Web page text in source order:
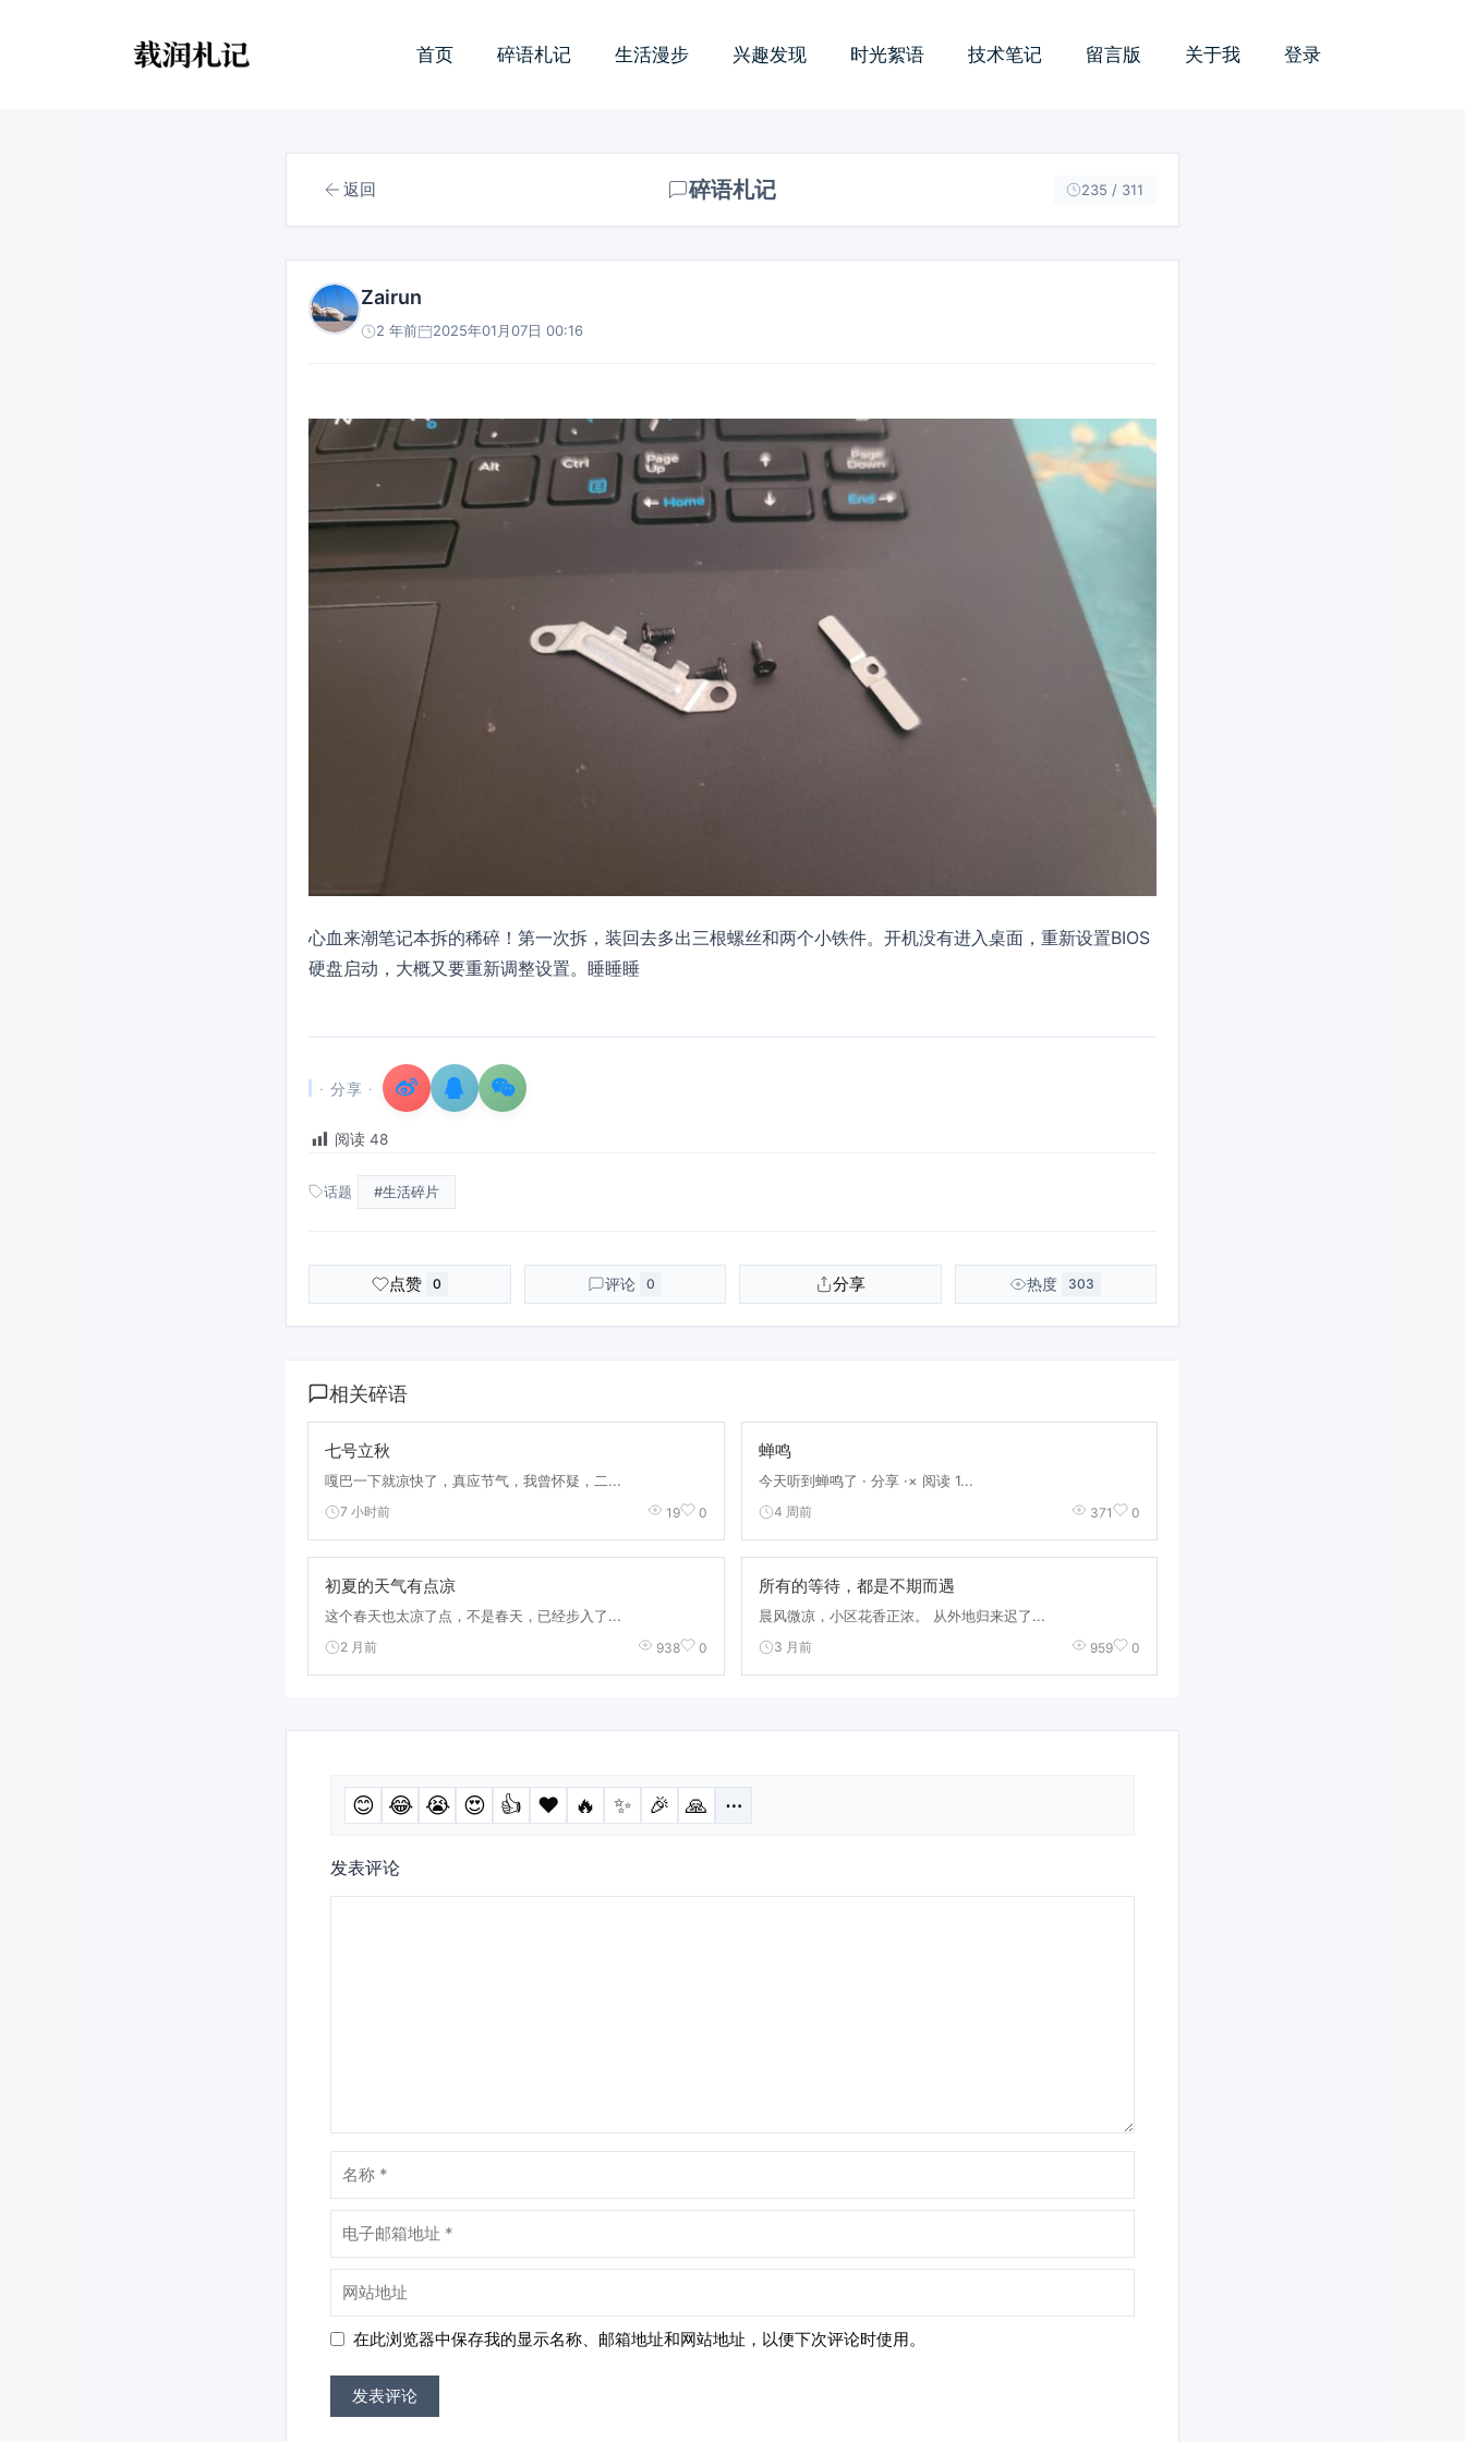
首页 碎语札记 生活漫步 兴趣发现 时光絮语 技术笔记 留言版 关于我 登录
返回 碎语札记 235 / 311
Zairun
2 年前 2025年01月07日 00:16
心血来潮笔记本拆的稀碎！第一次拆，装回去多出三根螺丝和两个小铁件。开机没有进入桌面，重新设置BIOS
硬盘启动，大概又要重新调整设置。睡睡睡
· 分享 ·
阅读 48
话题 #生活碎片
点赞 0 评论 0 分享 热度 303
相关碎语
七号立秋
嘎巴一下就凉快了，真应节气，我曾怀疑，二...
7 小时前 19 0
蝉鸣
今天听到蝉鸣了 · 分享 ·× 阅读 1...
4 周前 371 0
初夏的天气有点凉
这个春天也太凉了点，不是春天，已经步入了...
2 月前 938 0
所有的等待，都是不期而遇
晨风微凉，小区花香正浓。 从外地归来迟了...
3 月前 959 0
😊 😂 😭 😍 👍 ❤️ 🔥 ✨ 🎉 🙏 ⋯
发表评论
称
子
邮
箱
地
址
站
址
在此浏览器中保存我的显示名称、邮箱地址和网站地址，以便下次评论时使用。